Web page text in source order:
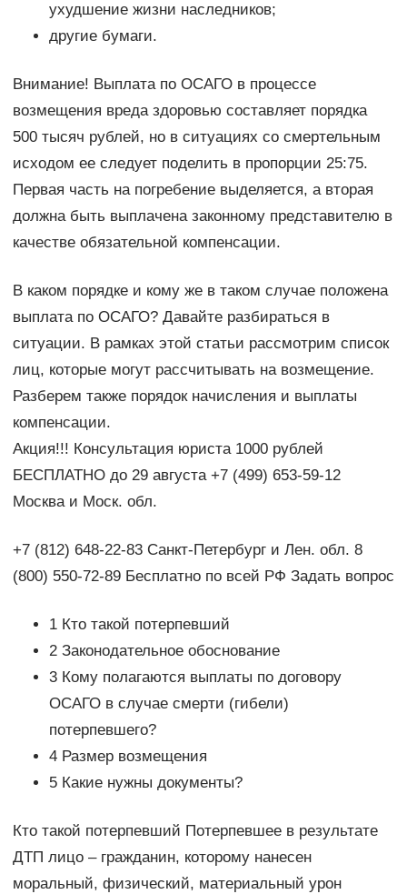
ухудшение жизни наследников;
другие бумаги.
Внимание! Выплата по ОСАГО в процессе
возмещения вреда здоровью составляет порядка
500 тысяч рублей, но в ситуациях со смертельным
исходом ее следует поделить в пропорции 25:75.
Первая часть на погребение выделяется, а вторая
должна быть выплачена законному представителю в
качестве обязательной компенсации.
В каком порядке и кому же в таком случае положена
выплата по ОСАГО? Давайте разбираться в
ситуации. В рамках этой статьи рассмотрим список
лиц, которые могут рассчитывать на возмещение.
Разберем также порядок начисления и выплаты
компенсации.
Акция!!! Консультация юриста 1000 рублей
БЕСПЛАТНО до 29 августа +7 (499) 653-59-12
Москва и Моск. обл.
+7 (812) 648-22-83 Санкт-Петербург и Лен. обл. 8
(800) 550-72-89 Бесплатно по всей РФ Задать вопрос
1 Кто такой потерпевший
2 Законодательное обоснование
3 Кому полагаются выплаты по договору
ОСАГО в случае смерти (гибели)
потерпевшего?
4 Размер возмещения
5 Какие нужны документы?
Кто такой потерпевший Потерпевшее в результате
ДТП лицо – гражданин, которому нанесен
моральный, физический, материальный урон